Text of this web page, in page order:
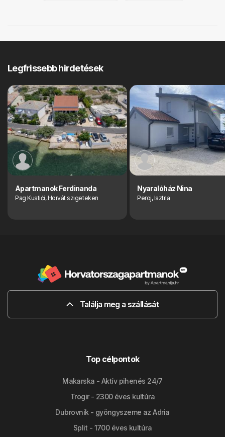
Legfrissebb hirdetések
Apartmanok Ferdinanda
Pag Kustići, Horvát szigeteken
Nyaralóház Nina
Peroj, Isztria
Találja meg a szállását
Top célpontok
Makarska - Aktív pihenés 24/7
Trogir - 2300 éves kultúra
Dubrovnik - gyöngyszeme az Adria
Split - 1700 éves kultúra